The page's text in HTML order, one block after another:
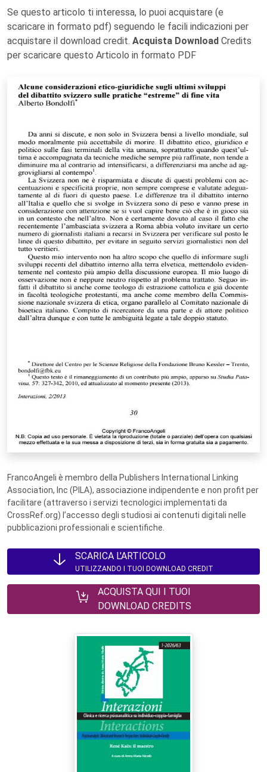
Se questo articolo ti interessa, lo puoi acquistare (e
scaricare in formato pdf) seguendo le facili indicazioni per
acquistare il download credit. Acquista Download Credits
per scaricare questo Articolo in formato PDF
FrancoAngeli è membro della Publishers International Linking
Association, Inc (PILA), associazione indipendente e non profit per
facilitare (attraverso i servizi tecnologici implementati da
CrossRef.org) l’accesso degli studiosi ai contenuti digitali nelle
pubblicazioni professionali e scientifiche.
SCARICA L'ARTICOLO
UTILIZZANDO I TUOI DOWNLOAD CREDIT
ACQUISTA QUI I TUOI
DOWNLOAD CREDITS